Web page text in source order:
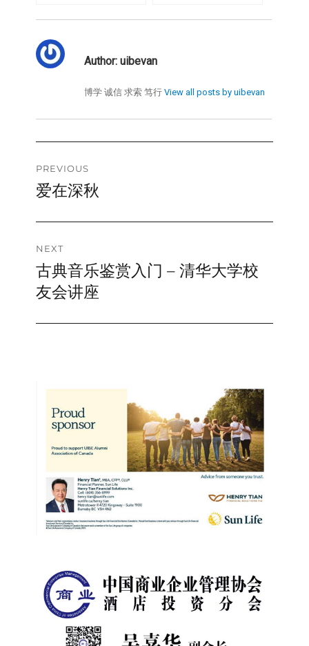
Author:uibevan
博学 诚信 求索 笃行 View all posts by uibevan
Post
navigation
PREVIOUS
Previous
爱在深秋
NEXT
Next
post:
古典音乐鉴赏入门 – 清华大学校
友会讲座